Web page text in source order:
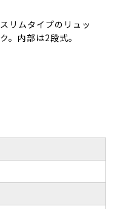
スリムタイプのリュッ
ク。内部は2段式。